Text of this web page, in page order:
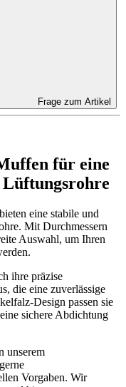
Frage zum Artikel
für eine
eine stabile und
Mit Durchmessern
Auswahl, um Ihren
ihre präzise
die eine zuverlässige
Design passen sie
sichere Abdichtung
unserem
Vorgaben. Wir